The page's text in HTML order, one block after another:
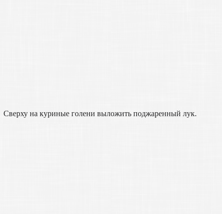
Сверху на куриные голени выложить поджаренный лук.